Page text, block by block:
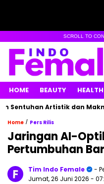
SCROLL TO
HOME BEAUTY HEALTH
Artistik dan Makna
Home / Pers Rilis
Jaringan AI-
Pertumbuhan
Tim Indo Female
-
Jumat, 26 Juni 2026 -